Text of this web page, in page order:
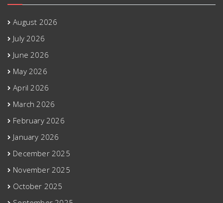
August 2026
July 2026
June 2026
May 2026
April 2026
March 2026
February 2026
January 2026
December 2025
November 2025
October 2025